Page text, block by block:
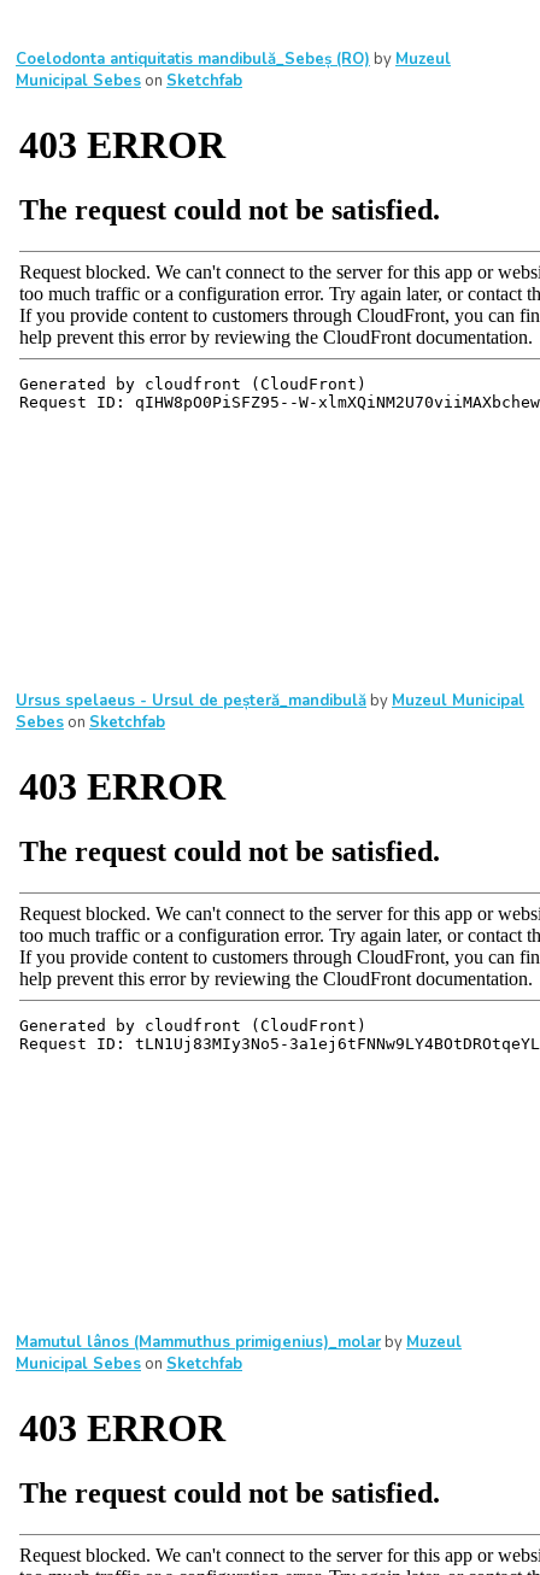
Coelodonta antiquitatis mandibulă_Sebeș (RO) by Muzeul
Municipal Sebes on Sketchfab
Ursus spelaeus - Ursul de peșteră_mandibulă by Muzeul Municipal
Sebes on Sketchfab
Mamutul lânos (Mammuthus primigenius)_molarby Muzeul
Municipal Sebes on Sketchfab